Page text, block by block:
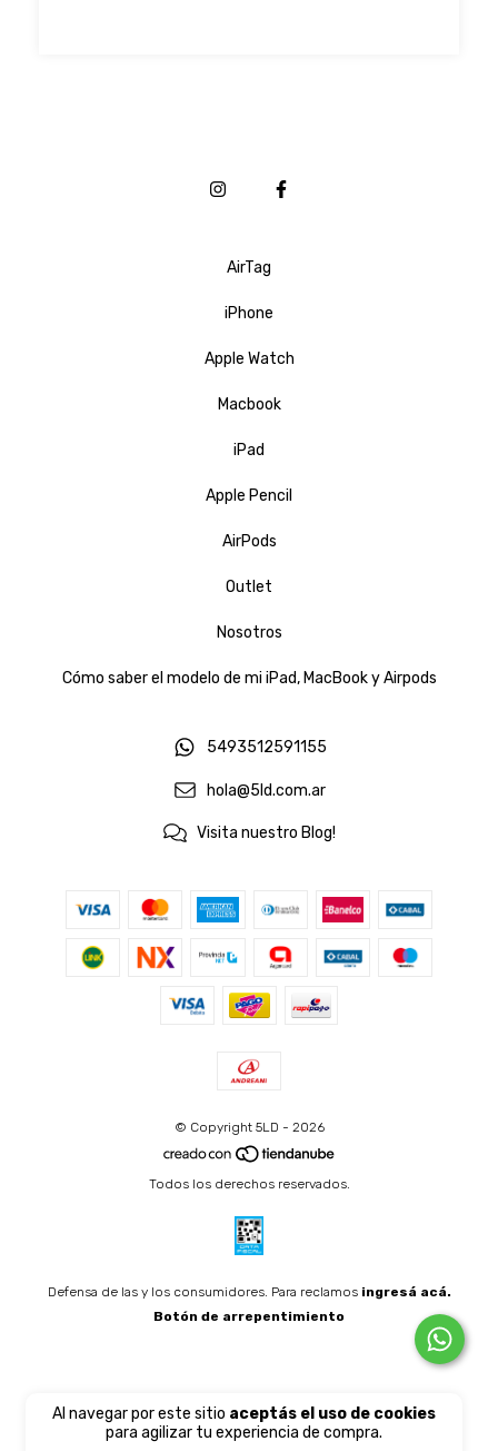
Al navegar por este sitio aceptás el uso de cookies
para agilizar tu experiencia de compra.
AirTag
iPhone
Apple Watch
Macbook
iPad
Apple Pencil
AirPods
Outlet
Nosotros
Cómo saber el modelo de mi iPad, MacBook y Airpods
5493512591155
hola@5ld.com.ar
Visita nuestro Blog!
© Copyright 5LD - 2026
Todos los derechos reservados.
Defensa de las y los consumidores. Para reclamos ingresá acá.
Botón de arrepentimiento